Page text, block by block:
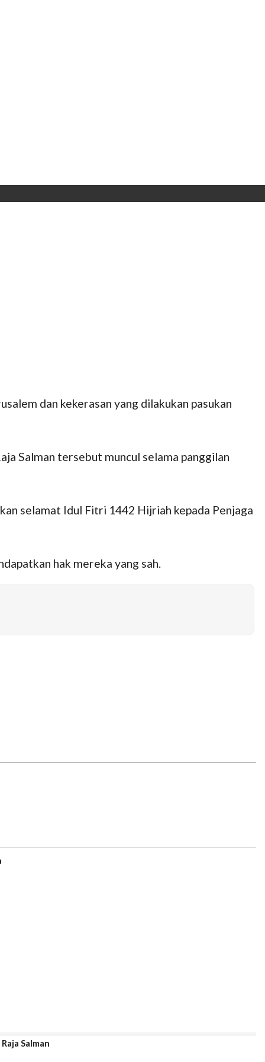
dan kekerasan yang dilakukan pasukan
Salman tersebut muncul selama panggilan
selamat Idul Fitri 1442 Hijriah kepada Penjaga
hak mereka yang sah.
Salman